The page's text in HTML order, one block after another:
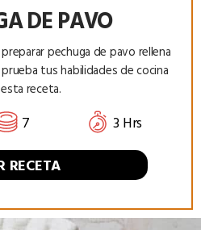
DE PAVO
pechuga de pavo rellena
tus habilidades de cocina
receta.
7
3 Hrs
RECETA